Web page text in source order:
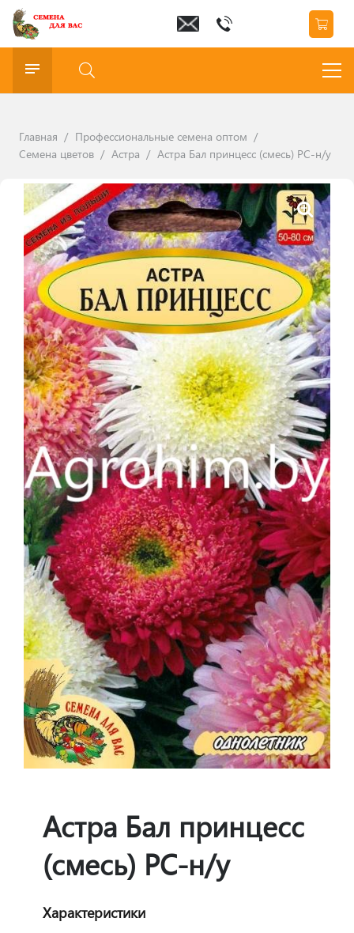
Главная / Профессиональные семена оптом /
Семена цветов / Астра / Астра Бал принцесс (смесь) РС-н/у
Астра Бал принцесс
(смесь) РС-н/у
Характеристики